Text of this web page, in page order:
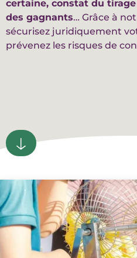
certaine, constat du
des gagnants… Grâce à
sécurisez juridiquement
prévenez les risques de